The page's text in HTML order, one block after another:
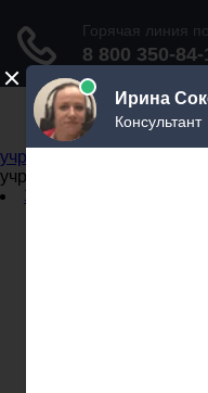
Не официальный
учреждений
учреждений
Задать вопрос юристу